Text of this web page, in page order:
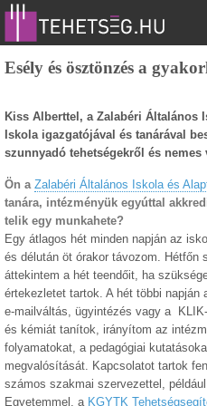
Esély és ösztönzés a
Kiss Alberttel, a Zalabéri Általános
Iskola igazgatójával és tanárával
szunnyadó tehetségekről és nemes
Ön a Zalabéri Általános Iskola és
tanára, intézményük egyúttal
telik egy munkahete?
Egy átlagos hét minden napján az
és délután öt órakor távozom. Hétfőn
áttekintem a hét teendőit, ha
értekezletet tartok. A hét többi napján
e-mailváltás, ügyintézés vagy a
és kémiát tanítok, irányítom az
folyamatokat, a pedagógiai
megvalósítását. Kapcsolatot tartok
számos szakmai szervezettel,
Egyetemmel, a KGYTK